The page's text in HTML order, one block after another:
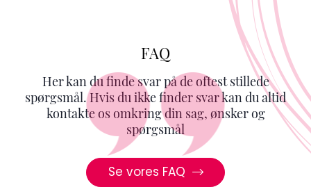
FAQ
Her kan du finde svar på de oftest stillede
spørgsmål. Hvis du ikke finder svar kan du altid
kontakte os omkring din sag, ønsker og
spørgsmål
Se vores FAQ